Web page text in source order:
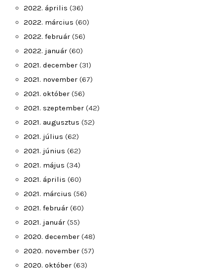
2022. április (36)
2022. március (60)
2022. február (56)
2022. január (60)
2021. december (31)
2021. november (67)
2021. október (56)
2021. szeptember (42)
2021. augusztus (52)
2021. július (62)
2021. június (62)
2021. május (34)
2021. április (60)
2021. március (56)
2021. február (60)
2021. január (55)
2020. december (48)
2020. november (57)
2020. október (63)